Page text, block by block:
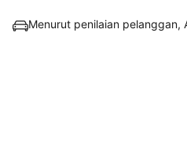
Menurut penilaian